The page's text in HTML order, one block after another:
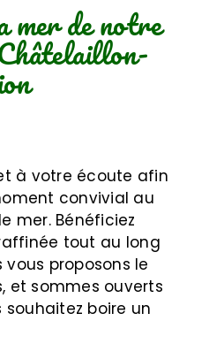
mer de notre
à votre écoute afin
convivial au
mer. Bénéficiez
tout au long
vous proposons le
et sommes ouverts
souhaitez boire un